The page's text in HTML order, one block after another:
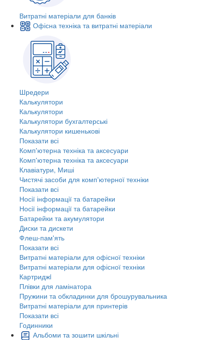
Витратні матеріали для банків
Офісна техніка та витратні матеріали
Шредери
Калькулятори
Калькулятори
Калькулятори бухгалтерські
Калькулятори кишенькові
Показати всі
Комп'ютерна техніка та аксесуари
Комп'ютерна техніка та аксесуари
Клавіатури, Миші
Чистячі засоби для комп'ютерної техніки
Показати всі
Носії інформації та батарейки
Носії інформації та батарейки
Батарейки та акумулятори
Диски та дискети
Флеш-пам'ять
Показати всі
Витратні матеріали для офісної техніки
Витратні матеріали для офісної техніки
Картриджi
Плівки для ламінатора
Пружини та обкладинки для брошурувальника
Витратні матеріали для принтерів
Показати всі
Годинники
Альбоми та зошити шкільні